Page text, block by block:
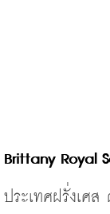
Brittany Royal
ประเทศฝรั่งเศส